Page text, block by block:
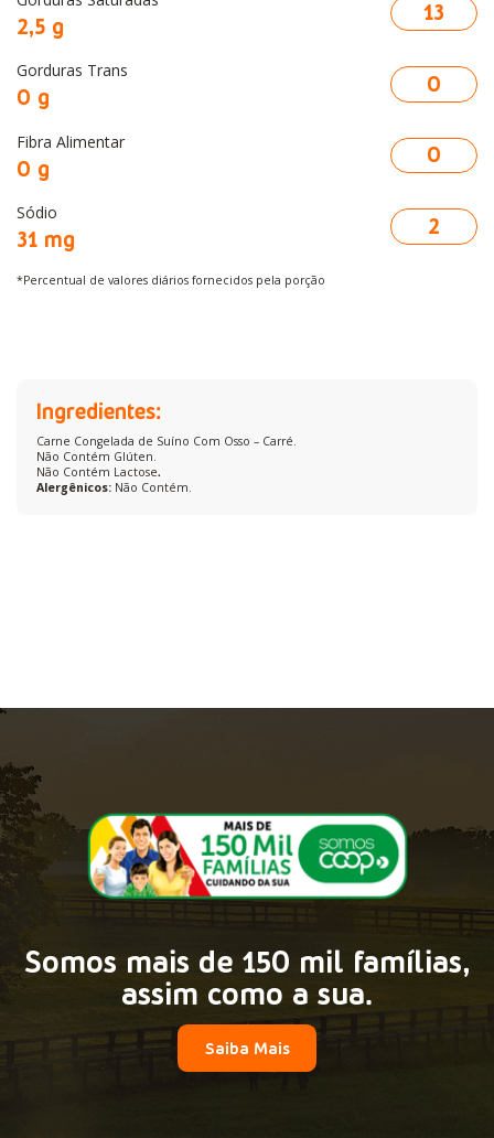
2,5 g 13
Gorduras Trans
0 g 0
Fibra Alimentar
0 g 0
Sódio
31 mg 2
*Percentual de valores diários fornecidos pela porção
Ingredientes:
Carne Congelada de Suíno Com Osso – Carré.
Não Contém Glúten.
Não Contém Lactose.
Alergênicos:Não Contém.
Somos mais de 150 mil famílias,
assim como a sua.
Saiba Mais